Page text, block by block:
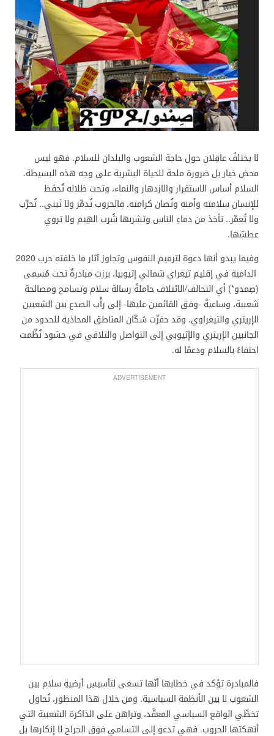
لا يختلفُ عاقِلان حول حاجة الشعوب والبلدان للسلام. فهو ليس
محض خيار بل ضرورة ملحة للحياة البشرية على وجه هذه البسيطة.
السلام أساس الاستقرار والازدهار والنماء، وتحت ظلاله تُحفَظ
للإنسان سلامته وأمنه وتُصان كرامته. فالحروب تُدمِّر ولا تَبني.. تُخرِّب
ولا تُعمِّر.. تأخذ من دماءِ الناس وتشربها شُرب الهِيم ولا تروي
عطشها.
وفيما يبدو أنها دعوة لترميم النفوس وتجاوز آثار ما خلفته حرب 2020
الدامية في إقليم تيغراي شمالي إثيوبيا، برزت مبادرةٌ تحت مُسمى
(صِمدو*) أي التحالف/الائتلاف حاملةً رسالة سلام وتسامح ومصالحة
شعبية، وساعيةً -وفق القائمين عليها- إلى رأْب الصدع بين الشعبين
الإريتري والتيغراوي. وقد حفزّت سُكّان المناطق المحاذية للحدود من
الجانبين الإريتري والإثيوبي إلى التواصل والتلاقي في حشود نُظِّمت
احتفاءً بالسلام ودعمًا له.
ADVERTISEMENT
فالمبادرة تؤكد في خطابها أنّها تسعى لتأسيسِ أرضيةِ سلام بين
الشعوب لا بين الأنظمة السياسية. ومن خلال هذا المنظور، تُحاول
تخطِّي الواقع السياسي المعقَّد، وتراهن على الذاكرة الشعبية التي
أنهكتها الحروب. فهي تدعو إلى التسامي فوق الجراح لا إنكارها بل